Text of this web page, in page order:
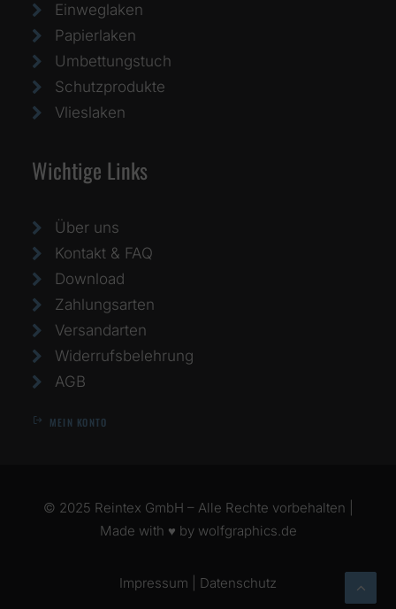
Einweglaken
Papierlaken
Umbettungstuch
Schutzprodukte
Vlieslaken
Wichtige Links
Über uns
Kontakt & FAQ
Download
Zahlungsarten
Versandarten
Widerrufsbelehrung
AGB
MEIN KONTO
© 2025 Reintex GmbH – Alle Rechte vorbehalten |
Made with ♥ by wolfgraphics.de
Impressum Datenschutz